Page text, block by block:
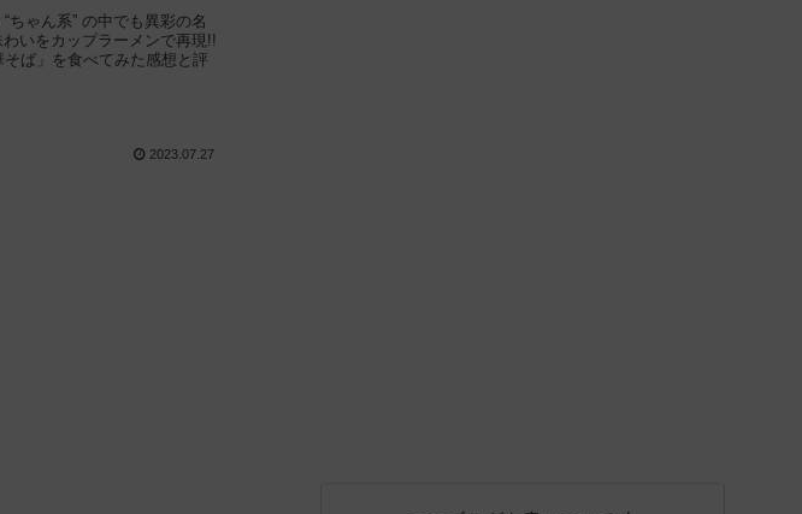
ちゃん系” の中でも異彩の名
いをカップラーメンで再現!!
ば」を食べてみた感想と評
2023.07.27